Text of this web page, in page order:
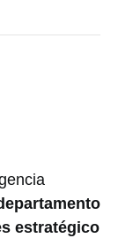
estratégico